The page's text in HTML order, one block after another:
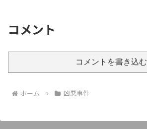
コメント
コメントを書き込む
ホーム 凶悪事件